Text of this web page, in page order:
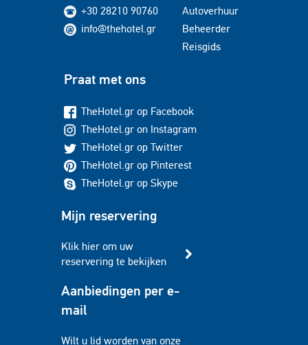
+30 28210 90760
info@thehotel.gr
Autoverhuur
Beheerder
Reisgids
Praat met ons
TheHotel.gr op Facebook
TheHotel.gr on Instagram
TheHotel.gr op Twitter
TheHotel.gr op Pinterest
TheHotel.gr op Skype
Mijn reservering
Klik hier om uw
reservering te bekijken
Aanbiedingen per e-
mail
Wilt u lid worden van onze